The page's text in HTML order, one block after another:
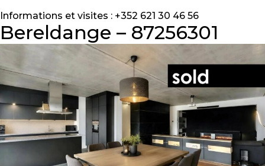
Informations et visites : +352 621 30 46 56
Bereldange – 87256301